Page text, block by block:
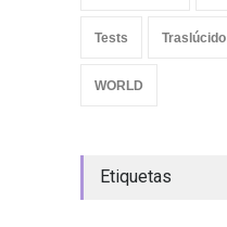
Tests Traslúcido
WORLD
Etiquetas